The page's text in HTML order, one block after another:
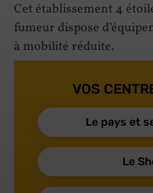
Cet établissement 4
fumeur dispose
à mobilité réduite.
VOS
Le pays et
Le